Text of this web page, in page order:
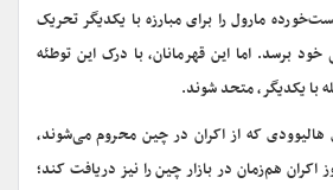
مارول را برای مبارزه با یکدیگر تحریک
برسد. اما این قهرمانان، با درک این توطئه
با یکدیگر، متحد شوند.
هالیوودی که از اکران در چین محروم می‌شوند،
اکران هم‌زمان در بازار چین را نیز دریافت کند؛